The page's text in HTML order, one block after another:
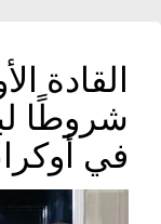
القادة
شروطًا
في